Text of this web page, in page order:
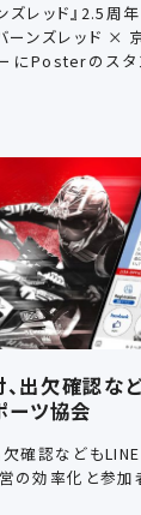
ズレッド』2.5周
ーンズレッド ×
にPosterのス
出欠確認な
ーツ協会
確認なども
の効率化と参